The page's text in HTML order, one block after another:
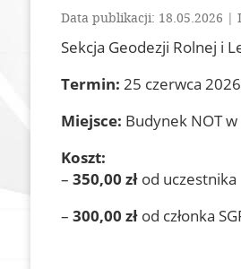
In
Data publikacji: 18.05.2026 |
Sekcja Geodezji Rolnej i
Termin: 25 czerwca
Miejsce: Budynek NOT
Koszt:
– 350,00 zł od uczestnika
– 300,00 zł od członka